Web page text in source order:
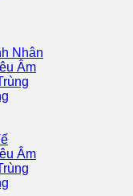
Nhân
Âm
Âm